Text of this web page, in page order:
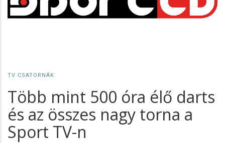
TV CSATORNÁK
Több mint 500 óra élő darts
és az összes nagy torna a
Sport TV-n